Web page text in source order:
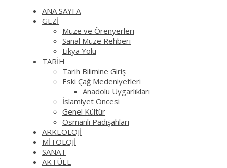
ANA SAYFA
GEZİ
Müze ve Örenyerleri
Sanal Müze Rehberi
Likya Yolu
TARİH
Tarih Bilimine Giriş
Eski Çağ Medeniyetleri
Anadolu Uygarlıkları
İslamiyet Öncesi
Genel Kültür
Osmanlı Padişahları
ARKEOLOJİ
MİTOLOJİ
SANAT
AKTÜEL